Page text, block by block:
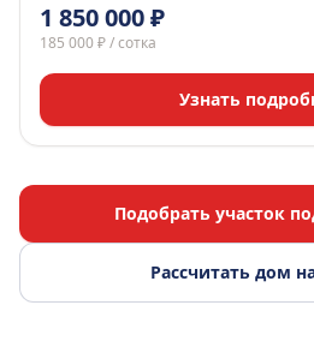
1 850 000 ₽
185 000 ₽/ сотка
Узнать
Подобрать участок
Рассчитать дом